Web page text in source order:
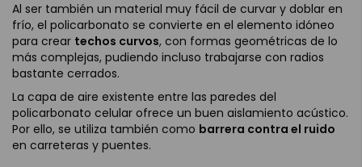
Al ser también un material muy fácil de curvar y doblar en
frío, el policarbonato se convierte en el elemento idóneo
para crear techos curvos, con formas geométricas de lo
más complejas, pudiendo incluso trabajarse con radios
bastante cerrados.
La capa de aire existente entre las paredes del
policarbonato celular ofrece un buen aislamiento acústico.
Por ello, se utiliza también como barrera contra el ruido
en carreteras y puentes.